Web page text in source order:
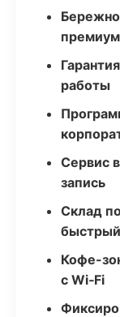
работы
Сервис
запись
Склад
быстрый
Кофе-
с Wi‑Fi